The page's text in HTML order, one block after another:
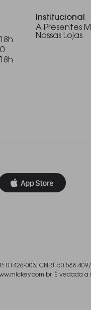
Institucional
A Presentes
Nossas Lojas
01426-003, CNPJ:
É vedada